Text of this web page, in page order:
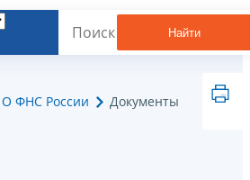
Найти
О ФНС России Документы